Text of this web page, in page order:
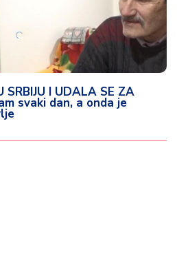
SRBIJU I UDALA SE ZA
svaki dan, a onda je